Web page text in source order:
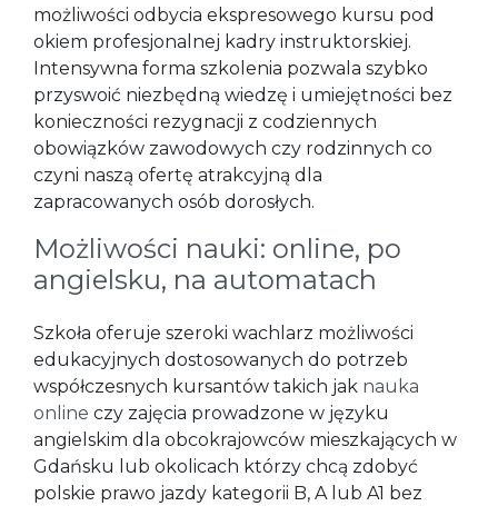
możliwości odbycia ekspresowego kursu pod
okiem profesjonalnej kadry instruktorskiej.
Intensywna forma szkolenia pozwala szybko
przyswoić niezbędną wiedzę i umiejętności bez
konieczności rezygnacji z codziennych
obowiązków zawodowych czy rodzinnych co
czyni naszą ofertę atrakcyjną dla
zapracowanych osób dorosłych.
Możliwości nauki: online, po
angielsku, na automatach
Szkoła oferuje szeroki wachlarz możliwości
edukacyjnych dostosowanych do potrzeb
współczesnych kursantów takich jak nauka
online czy zajęcia prowadzone w języku
angielskim dla obcokrajowców mieszkających w
Gdańsku lub okolicach którzy chcą zdobyć
polskie prawo jazdy kategorii B, A lub A1 bez